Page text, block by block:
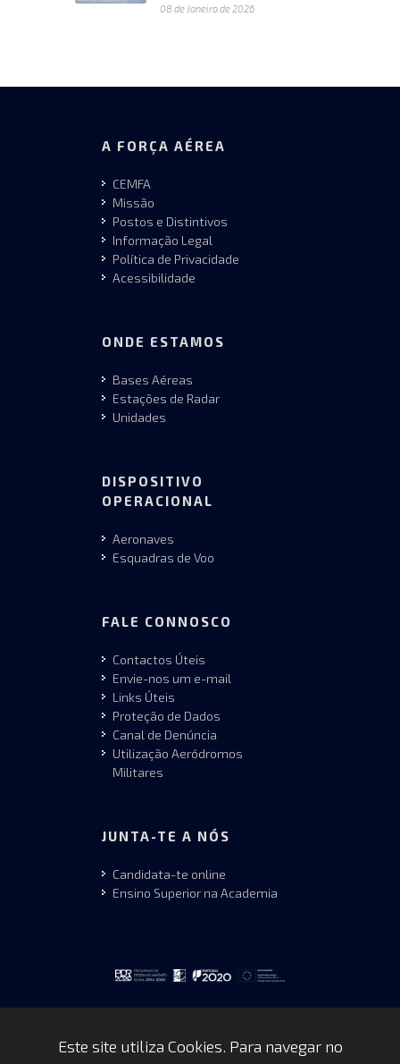
08 de Janeiro de 2026
A FORÇA AÉREA
CEMFA
Missão
Postos e Distintivos
Informação Legal
Política de Privacidade
Acessibilidade
ONDE ESTAMOS
Bases Aéreas
Estações de Radar
Unidades
DISPOSITIVO
OPERACIONAL
Aeronaves
Esquadras de Voo
FALE CONNOSCO
Contactos Úteis
Envie-nos um e-mail
Links Úteis
Proteção de Dados
Canal de Denúncia
Utilização Aeródromos
Militares
JUNTA-TE A NÓS
Candidata-te online
Ensino Superior na Academia
Este site utiliza Cookies. Para navegar no